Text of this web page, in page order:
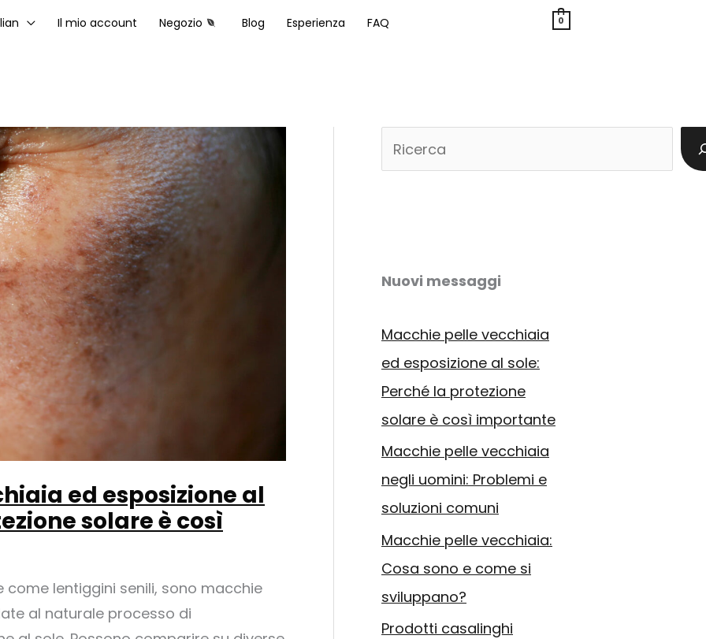
Il mio account Negozio Blog Esperienza FAQ 0
ed esposizione al
solare è così
come lentiggini senili, sono macchie
al naturale processo di
e
Nuovi messaggi
Macchie pelle vecchiaia
ed esposizione al sole:
Perché la protezione
solare è così importante
Macchie pelle vecchiaia
negli uomini: Problemi e
soluzioni comuni
Macchie pelle vecchiaia:
Cosa sono e come si
sviluppano?
Prodotti casalinghi